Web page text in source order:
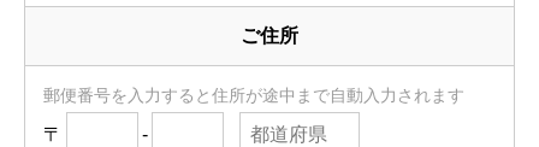
ご住所
郵便番号を入力すると住所が途中まで自動入力されます
〒 -